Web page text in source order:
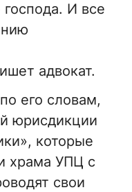
И все
адвокат.
его словам,
юрисдикции
которые
храма УПЦ с
свои